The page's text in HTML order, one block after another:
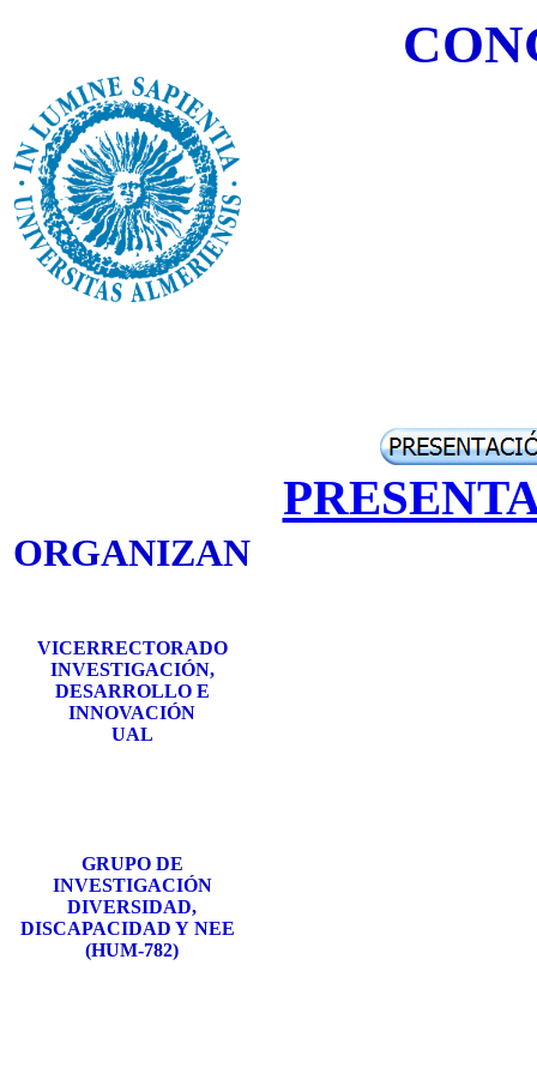
ORGANIZAN
VICERRECTORADO
INVESTIGACIÓN,
DESARROLLO E
INNOVACIÓN
UAL
GRUPO DE
INVESTIGACIÓN
DIVERSIDAD,
DISCAPACIDAD Y NEE
(HUM-782)